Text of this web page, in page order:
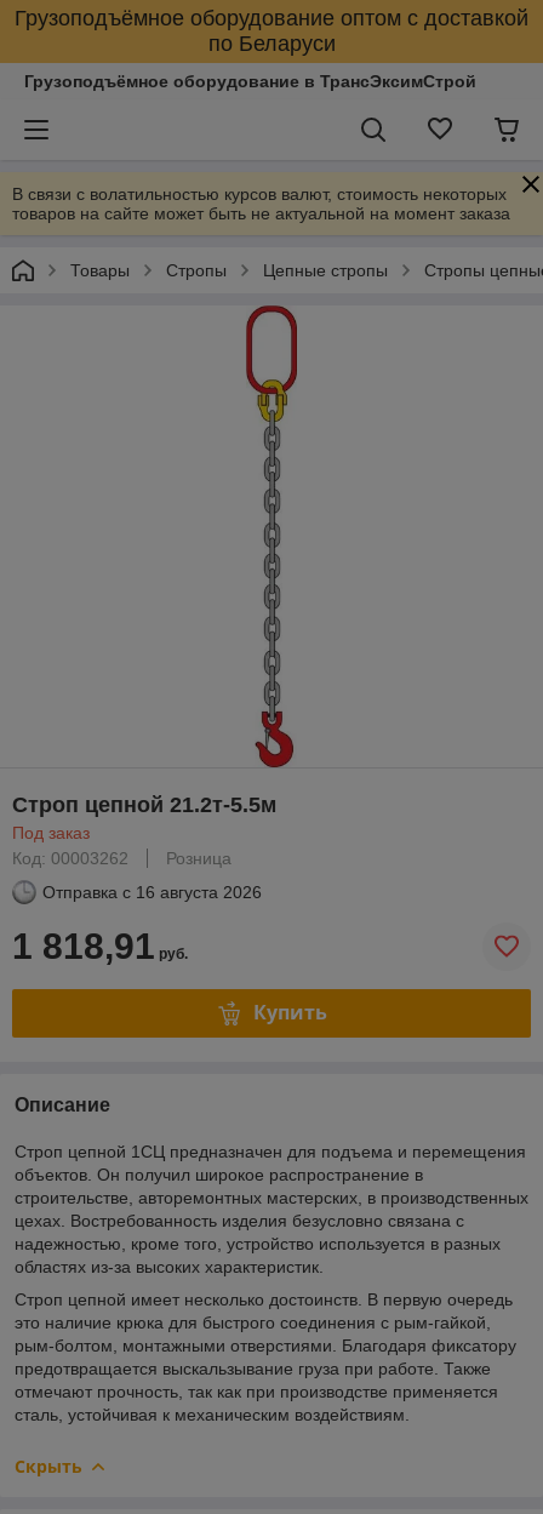
Грузоподъёмное оборудование оптом с доставкой
по Беларуси
Грузоподъёмное оборудование в ТрансЭксимСтрой
В связи с волатильностью курсов валют, стоимость некоторых
товаров на сайте может быть не актуальной на момент заказа
Товары Стропы Цепные стропы Стропы
Строп цепной 21.2т-5.5м
Под заказ
Код: 00003262
Розница
Отправка с 16 августа 2026
1 818,91 руб.
Купить
Описание
Строп цепной 1СЦ предназначен для подъема и перемещения
объектов. Он получил широкое распространение в
строительстве, авторемонтных мастерских, в производственных
цехах. Востребованность изделия безусловно связана с
надежностью, кроме того, устройство используется в разных
областях из-за высоких характеристик.
Строп цепной имеет несколько достоинств. В первую очередь
это наличие крюка для быстрого соединения с рым-гайкой,
рым-болтом, монтажными отверстиями. Благодаря фиксатору
предотвращается выскальзывание груза при работе. Также
отмечают прочность, так как при производстве применяется
сталь, устойчивая к механическим воздействиям.
Скрыть